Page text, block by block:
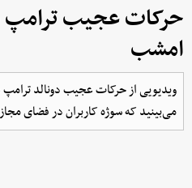
حرکات عجیب ترامپ
امشب
ویدیویی از حرکات عجیب دونالد
می‌بینید که سوژه کاربران در فضای